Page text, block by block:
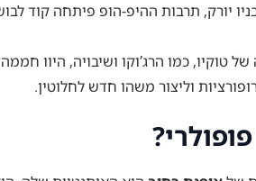
יורק, תרבות ההיפ-הופ פיתחה קוד
של טוקיו, כמו הרג’וקו ושיבויה, היוו
וליצור משהו חדש לחלוטין.